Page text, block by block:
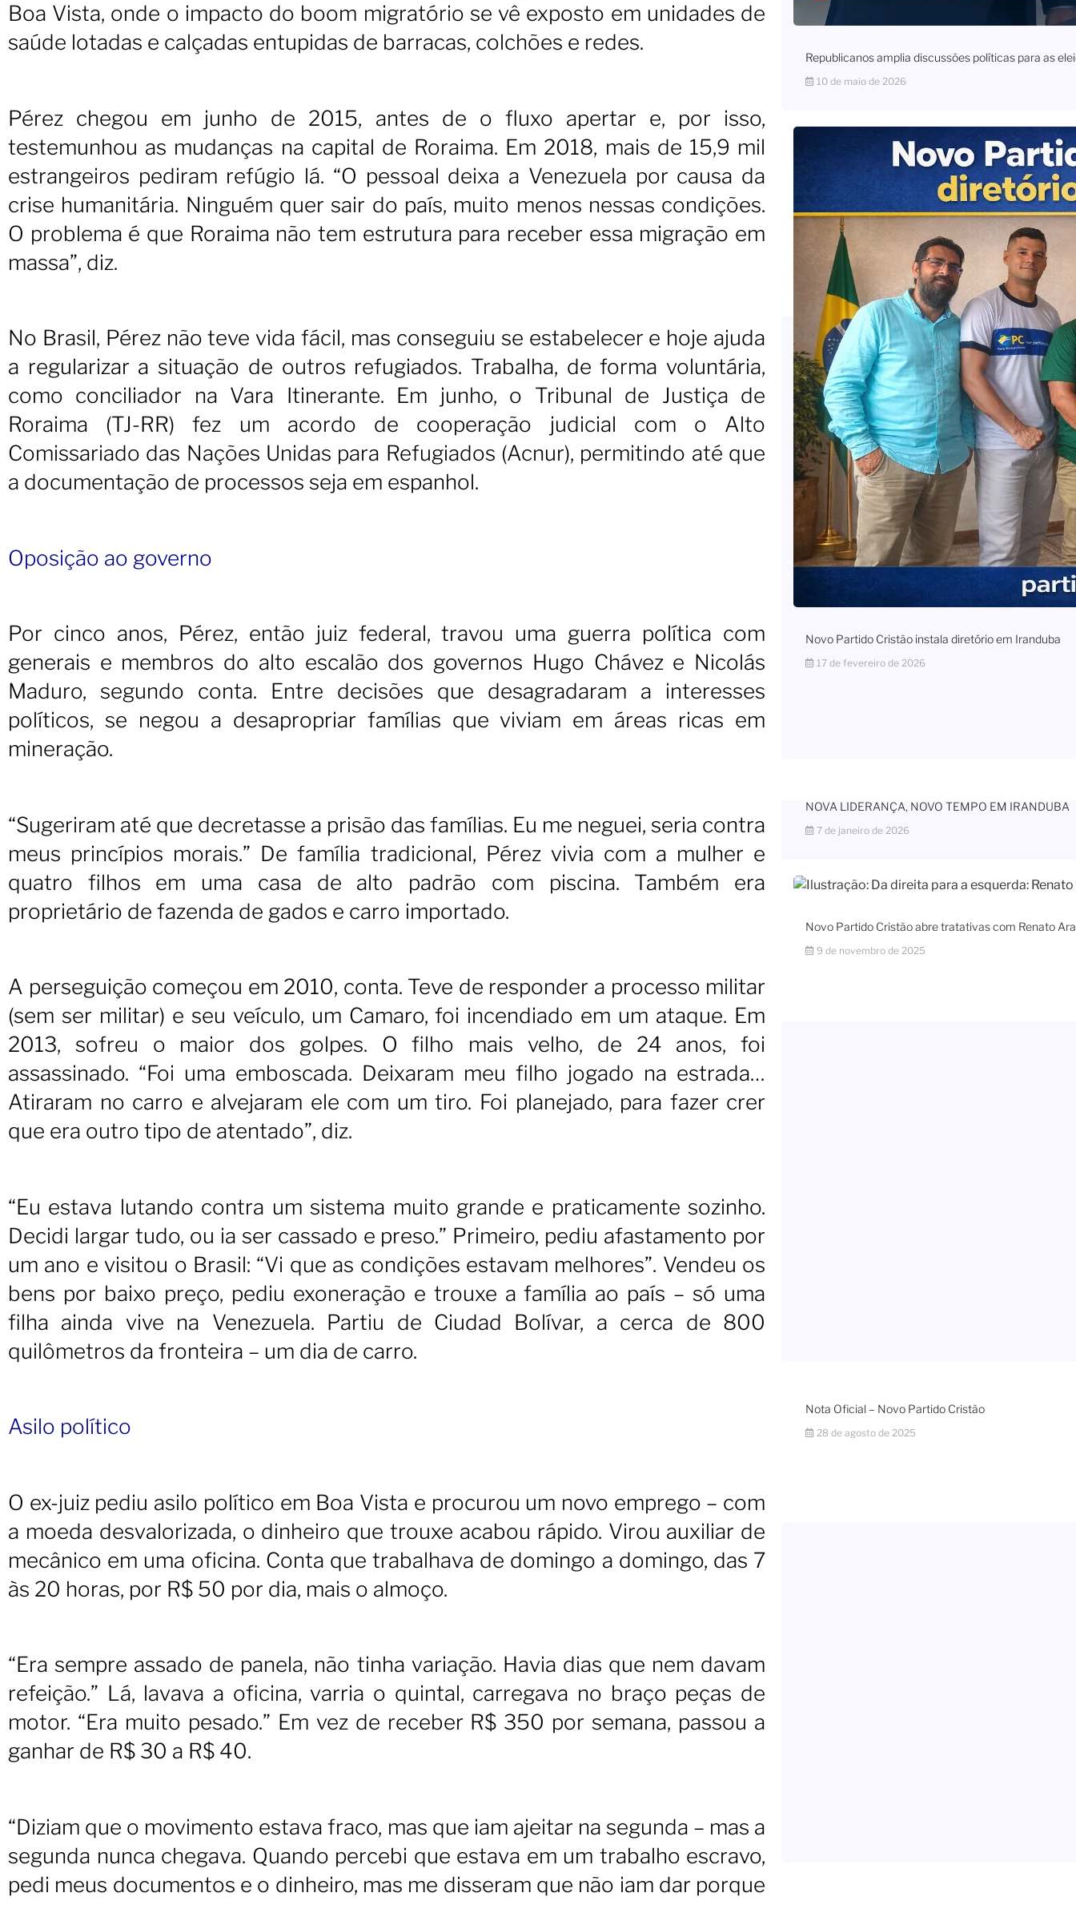
Boa Vista, onde o impacto do boom migratório se vê exposto em unidades de
saúde lotadas e calçadas entupidas de barracas, colchões e redes.
Pérez chegou em junho de 2015, antes de o fluxo apertar e, por isso,
testemunhou as mudanças na capital de Roraima. Em 2018, mais de 15,9 mil
estrangeiros pediram refúgio lá. “O pessoal deixa a Venezuela por causa da
crise humanitária. Ninguém quer sair do país, muito menos nessas condições.
O problema é que Roraima não tem estrutura para receber essa migração em
massa”, diz.
No Brasil, Pérez não teve vida fácil, mas conseguiu se estabelecer e hoje ajuda
a regularizar a situação de outros refugiados. Trabalha, de forma voluntária,
como conciliador na Vara Itinerante. Em junho, o Tribunal de Justiça de
Roraima (TJ-RR) fez um acordo de cooperação judicial com o Alto
Comissariado das Nações Unidas para Refugiados (Acnur), permitindo até que
a documentação de processos seja em espanhol.
Oposição ao governo
Por cinco anos, Pérez, então juiz federal, travou uma guerra política com
generais e membros do alto escalão dos governos Hugo Chávez e Nicolás
Maduro, segundo conta. Entre decisões que desagradaram a interesses
políticos, se negou a desapropriar famílias que viviam em áreas ricas em
mineração.
“Sugeriram até que decretasse a prisão das famílias. Eu me neguei, seria contra
meus princípios morais.” De família tradicional, Pérez vivia com a mulher e
quatro filhos em uma casa de alto padrão com piscina. Também era
proprietário de fazenda de gados e carro importado.
A perseguição começou em 2010, conta. Teve de responder a processo militar
(sem ser militar) e seu veículo, um Camaro, foi incendiado em um ataque. Em
2013, sofreu o maior dos golpes. O filho mais velho, de 24 anos, foi
assassinado. “Foi uma emboscada. Deixaram meu filho jogado na estrada…
Atiraram no carro e alvejaram ele com um tiro. Foi planejado, para fazer crer
que era outro tipo de atentado”, diz.
“Eu estava lutando contra um sistema muito grande e praticamente sozinho.
Decidi largar tudo, ou ia ser cassado e preso.” Primeiro, pediu afastamento por
um ano e visitou o Brasil: “Vi que as condições estavam melhores”. Vendeu os
bens por baixo preço, pediu exoneração e trouxe a família ao país – só uma
filha ainda vive na Venezuela. Partiu de Ciudad Bolívar, a cerca de 800
quilômetros da fronteira – um dia de carro.
Asilo político
O ex-juiz pediu asilo político em Boa Vista e procurou um novo emprego – com
a moeda desvalorizada, o dinheiro que trouxe acabou rápido. Virou auxiliar de
mecânico em uma oficina. Conta que trabalhava de domingo a domingo, das 7
às 20 horas, por R$ 50 por dia, mais o almoço.
“Era sempre assado de panela, não tinha variação. Havia dias que nem davam
refeição.” Lá, lavava a oficina, varria o quintal, carregava no braço peças de
motor. “Era muito pesado.” Em vez de receber R$ 350 por semana, passou a
ganhar de R$ 30 a R$ 40.
“Diziam que o movimento estava fraco, mas que iam ajeitar na segunda – mas a
segunda nunca chegava. Quando percebi que estava em um trabalho escravo,
pedi meus documentos e o dinheiro, mas me disseram que não iam dar porque
Republicanos amplia discussões políticas para as
10 de maio de 2026
Novo Partido Cristão instala diretório em Iranduba
17 de fevereiro de 2026
NOVA LIDERANÇA, NOVO TEMPO EM IRANDUBA
7 de janeiro de 2026
Novo Partido Cristão abre tratativas com Renato
9 de novembro de 2025
Nota Oficial – Novo Partido Cristão
28 de agosto de 2025